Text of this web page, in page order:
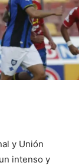
y Unión
intenso y